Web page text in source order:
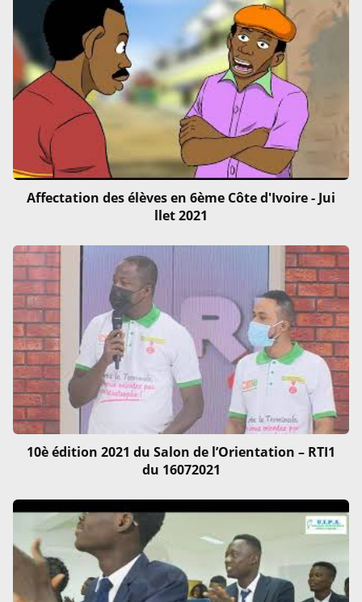
Affectation des élèves en 6ème Côte d'Ivoire - Jui
llet 2021
10è édition 2021 du Salon de l’Orientation – RTI1
du 16072021